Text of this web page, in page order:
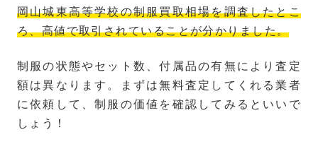
岡山城東高等学校の制服買取相場を調査したとこ
ろ、高値で取引されていることが分かりました。
制服の状態やセット数、付属品の有無により査定
額は異なります。まずは無料査定してくれる業者
に依頼して、制服の価値を確認してみるといいで
しょう！